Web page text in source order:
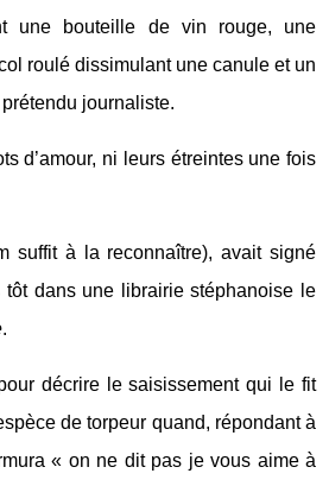
une bouteille de vin rouge, une
roulé dissimulant une canule et un
journaliste.
d’amour, ni leurs étreintes une fois
suffit à la reconnaître), avait signé
dans une librairie stéphanoise le
.
décrire le saisissement qui le fit
de torpeur quand, répondant à
« on ne dit pas je vous aime à